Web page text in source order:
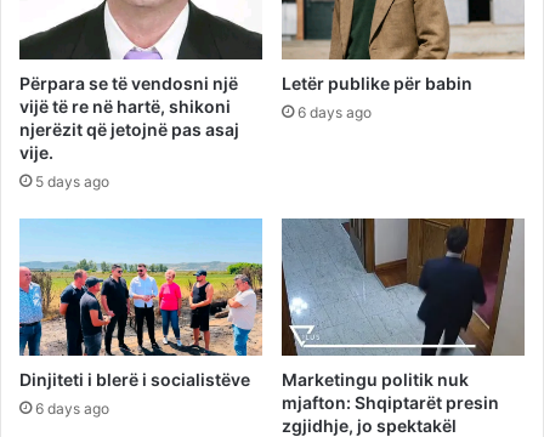
Përpara se të vendosni një
vijë të re në hartë, shikoni
njerëzit që jetojnë pas asaj
vije.
5 days ago
Letër publike për babin
6 days ago
Dinjiteti i blerë i socialistëve
6 days ago
Marketingu politik nuk
mjafton: Shqiptarët presin
zgjidhje, jo spektakël